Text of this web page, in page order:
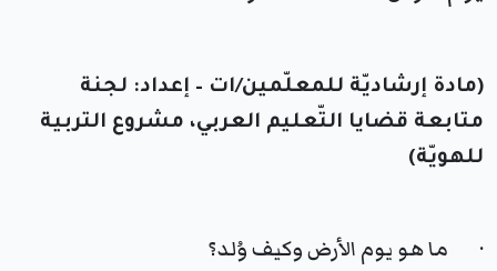
(مادة إرشاديّة للمعلّمين/ات – إعداد: لجنة
متابعة قضايا التّعليم العربي، مشروع التربية
للهويّة)
· ما هو يوم الأرض وكيف وُلد؟